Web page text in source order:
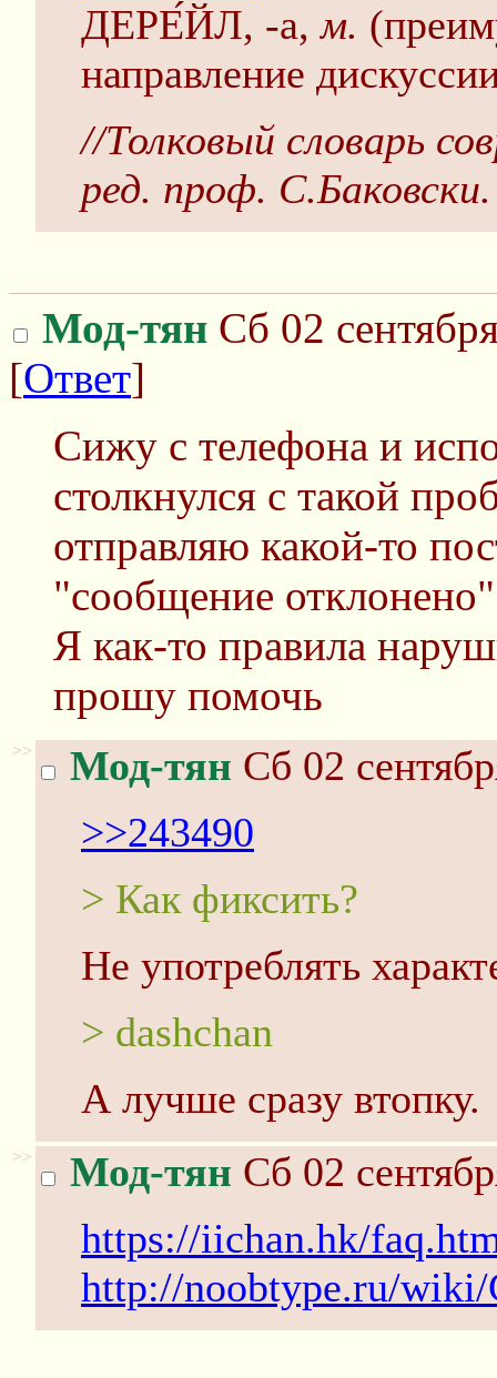
ДЕРЕ́ЙЛ, -а,м.
направление
//Толковый словарь
ред. проф. С.Баковски.
Мод-тян Сб 02
[Ответ]
Сижу с телефона и
столкнулся с такой
отправляю какой-то
"сообщение отклонено"
Я как-то правила
прошу помочь
>> Мод-тян Сб 02
>>243490
> Как фиксить?
Не употреблять
> dashchan
А лучше сразу втопку.
>> Мод-тян Сб 02
https://iichan.hk/
http://noobtype.ru/wiki/